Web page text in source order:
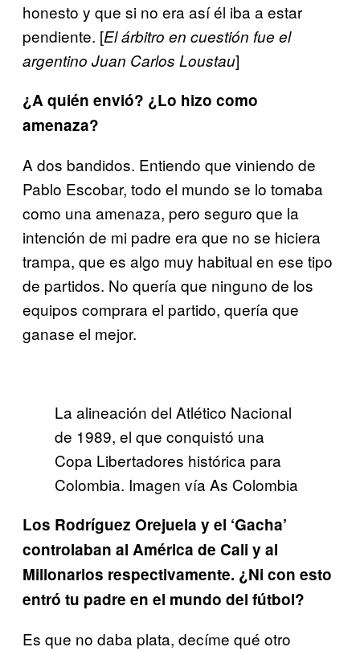
honesto y que si no era así él iba a estar
pendiente. [El árbitro en cuestión fue el
argentino Juan Carlos Loustau]
¿A quién envió? ¿Lo hizo como
amenaza?
A dos bandidos. Entiendo que viniendo de
Pablo Escobar, todo el mundo se lo tomaba
como una amenaza, pero seguro que la
intención de mi padre era que no se hiciera
trampa, que es algo muy habitual en ese tipo
de partidos. No quería que ninguno de los
equipos comprara el partido, quería que
ganase el mejor.
La alineación del Atlético Nacional
de 1989, el que conquistó una
Copa Libertadores histórica para
Colombia. Imagen vía As Colombia
Los Rodríguez Orejuela y el ‘Gacha’
controlaban al América de Cali y al
Millonarios respectivamente. ¿Ni con esto
entró tu padre en el mundo del fútbol?
Es que no daba plata, decíme qué otro